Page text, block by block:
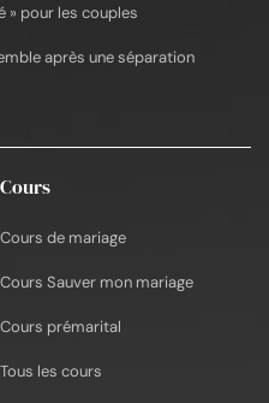
» pour les couples
après une séparation
Cours
Cours de mariage
Cours Sauver mon mariage
Cours prémarital
Tous les cours